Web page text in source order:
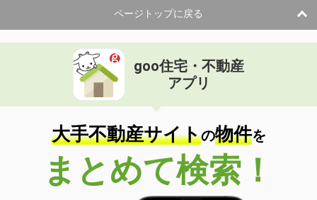
用途地域
１種低層
愛媛県松山市北井門２
価 格
1,980万円
住 所
土地面積 170.77m²
愛媛県新居浜市大生院
1,032万円
ページトップに戻る
goo住宅・不動産
アプリ
大手不動産サイトの物件を
まとめて検索！